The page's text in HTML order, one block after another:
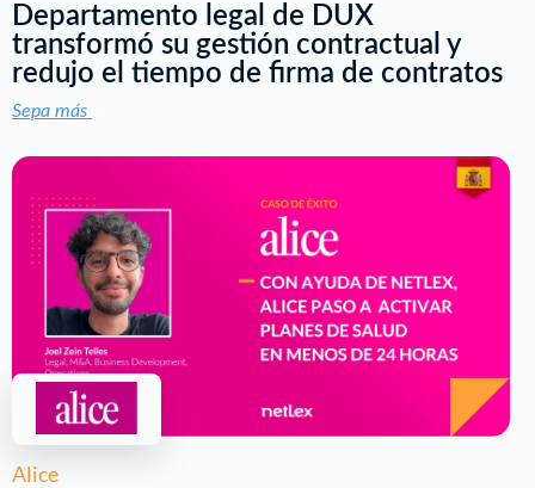
Departamento legal de DUX
transformó su gestión contractual y
redujo el tiempo de firma de contratos
Sepa más
Alice